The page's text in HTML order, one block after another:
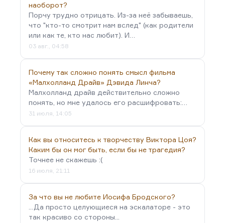
наоборот?
Порчу трудно отрицать. Из-за неё забываешь,
что "кто-то смотрит нам вслед" (как родители
или как те, кто нас любит). И…
03 авг., 04:58
Почему так сложно понять смысл фильма
«Малхолланд Драйв» Дэвида Линча?
Малхолланд драйв действительно сложно
понять, но мне удалось его расшифровать:…
31 июля, 14:05
Как вы относитесь к творчеству Виктора Цоя?
Каким бы он мог быть, если бы не трагедия?
Точнее не скажешь :(
16 июля, 21:11
За что вы не любите Иосифа Бродского?
...Да просто целующиеся на эскалаторе - это
так красиво со стороны...